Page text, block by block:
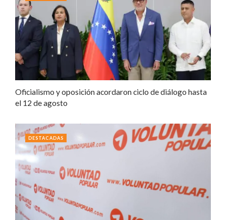
Oficialismo y oposición acordaron ciclo de diálogo hasta
el 12 de agosto
DESTACADAS